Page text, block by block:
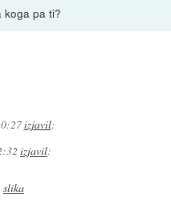
koga pa ti?
izjavil:
izjavil: